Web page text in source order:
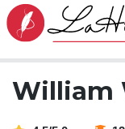
William